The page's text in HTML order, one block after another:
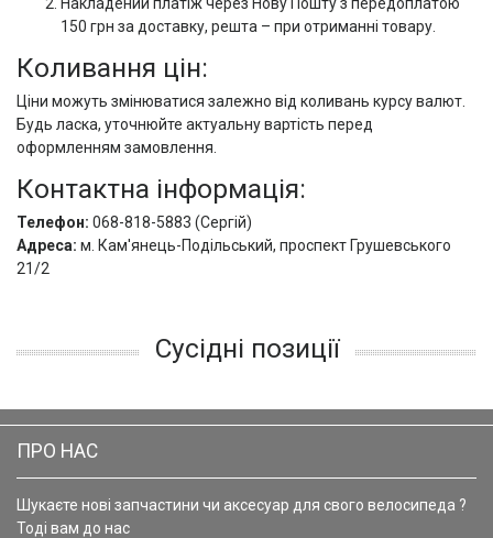
150 грн за доставку, решта – при отриманні товару.
Коливання цін:
Ціни можуть змінюватися залежно від коливань курсу валют.
Будь ласка, уточнюйте актуальну вартість перед
оформленням замовлення.
Контактна інформація:
Телефон: 068-818-5883 (Сергій)
Адреса: м. Кам'янець-Подільський, проспект Грушевського
21/2
Сусідні позиції
ПРО НАС
Шукаєте нові запчастини чи аксесуар для свого велосипеда ?
Тоді вам до нас